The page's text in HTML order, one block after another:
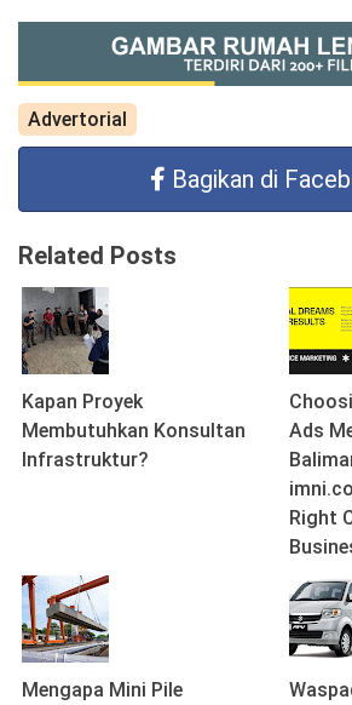
Advertorial
Bagikan di
Related Posts
Kapan Proyek
Membutuhkan Konsultan
Infrastruktur?
Ads
Right
Mengapa Mini Pile